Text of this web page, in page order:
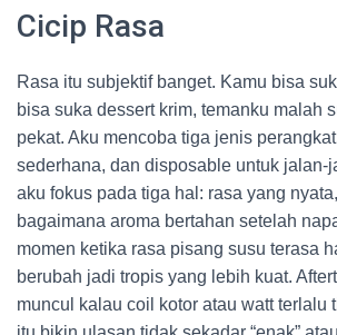
Cicip Rasa
Rasa itu subjektif banget. Kamu bisa
bisa suka dessert krim, temanku malah
pekat. Aku mencoba tiga jenis
sederhana, dan disposable untuk jalan-
aku fokus pada tiga hal: rasa yang
bagaimana aroma bertahan setelah
momen ketika rasa pisang susu terasa
berubah jadi tropis yang lebih kuat.
muncul kalau coil kotor atau watt terlalu